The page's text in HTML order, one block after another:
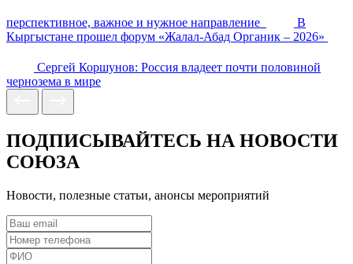
перспективное, важное и нужное направление
В
Кыргыстане прошел форум «Жалал-Абад Органик – 2026»
Сергей Коршунов: Россия владеет почти половиной
чернозема в мире
ПОДПИСЫВАЙТЕСЬ НА НОВОСТИ
СОЮЗА
Новости, полезные статьи, анонсы мероприятий